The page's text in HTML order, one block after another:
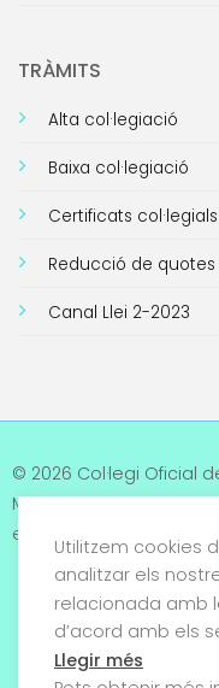
TRÀMITS
Alta col·legiació
Baixa col·legiació
Certificats col·legials
Reducció de quotes
Canal Llei 2-2023
© 2026 Col·legi Oficial
Metges de Tarragona.
els drets reservats
Utilitzem cookies
analitzar els
relacionada amb
d’acord amb els
Llegir més